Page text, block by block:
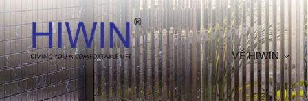
VỀ HIWIN